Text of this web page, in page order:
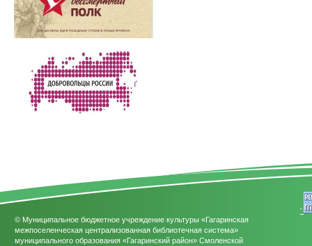
© Муниципальное бюджетное учреждение культуры «Гагаринская
межпоселенческая централизованная библиотечная система»
муниципального образования «Гагаринский район» Смоленской
'